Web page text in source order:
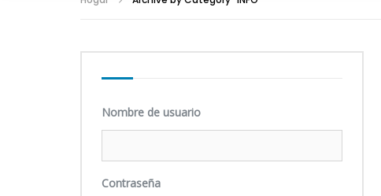
Nombre de usuario
Contraseña